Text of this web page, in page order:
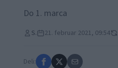
Do 1. marca
S. 21. februar 2021, 09:54
Deli: